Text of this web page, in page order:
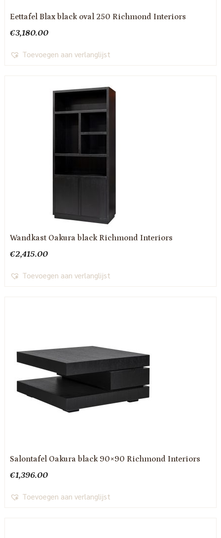
Eettafel Blax black oval 250 Richmond Interiors
€3,180.00
Toevoegen aan verlanglijst
Wandkast Oakura black Richmond Interiors
€2,415.00
Toevoegen aan verlanglijst
Salontafel Oakura black 90×90 Richmond Interiors
€1,396.00
Toevoegen aan verlanglijst